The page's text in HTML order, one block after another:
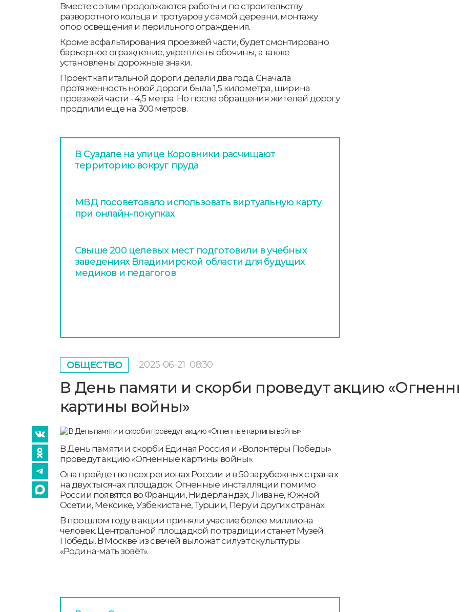
Вместе с этим продолжаются работы и по строительству
разворотного кольца и тротуаров у самой деревни, монтажу
опор освещения и перильного ограждения.
Кроме асфальтирования проезжей части, будет смонтировано
барьерное ограждение, укреплены обочины, а также
установлены дорожные знаки.
Проект капитальной дороги делали два года. Сначала
протяженность новой дороги была 1,5 километра, ширина
проезжей части - 4,5 метра. Но после обращения жителей дорогу
продлили еще на 300 метров.
В Суздале на улице Коровники расчищают
территорию вокруг пруда
МВД посоветовало использовать виртуальную карту
при онлайн-покупках
Свыше 200 целевых мест подготовили в учебных
заведениях Владимирской области для будущих
медиков и педагогов
ОБЩЕСТВО 2025-06-21 08:30
В День памяти и скорби проведут акцию
картины войны»
В День памяти и скорби Единая Россия и «Волонтёры Победы»
проведут акцию «Огненные картины войны».
Она пройдет во всех регионах России и в 50 зарубежных странах
на двух тысячах площадок. Огненные инсталляции помимо
России появятся во Франции, Нидерландах, Ливане, Южной
Осетии, Мексике, Узбекистане, Турции, Перу и других странах.
В прошлом году в акции приняли участие более миллиона
человек. Центральной площадкой по традиции станет Музей
Победы. В Москве из свечей выложат силуэт скульптуры
«Родина-мать зовёт».